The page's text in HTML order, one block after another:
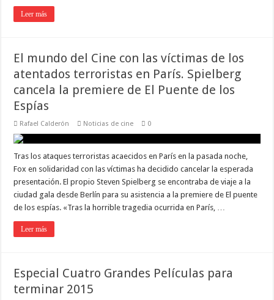
Leer más
El mundo del Cine con las víctimas de los
atentados terroristas en París. Spielberg
cancela la premiere de El Puente de los
Espías
Rafael Calderón Noticias de cine 0
Tras los ataques terroristas acaecidos en París en la pasada noche,
Fox en solidaridad con las víctimas ha decidido cancelar la esperada
presentación. El propio Steven Spielberg se encontraba de viaje a la
ciudad gala desde Berlín para su asistencia a la premiere de El puente
de los espías. «Tras la horrible tragedia ocurrida en París, …
Leer más
Especial Cuatro Grandes Películas para
terminar 2015